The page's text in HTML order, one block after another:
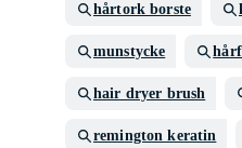
hårtork borste
munstycke
hair dryer brush
remington keratin